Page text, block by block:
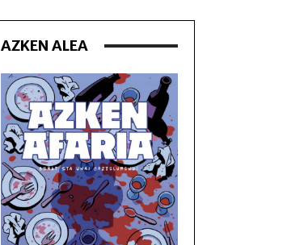
AZKEN ALEA